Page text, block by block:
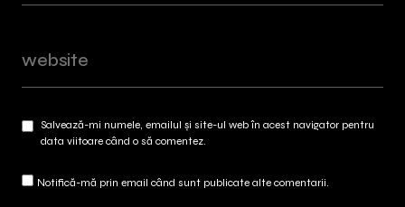
Salvează-mi numele, emailul și site-ul web în acest navigator pentru
data viitoare când o să comentez.
Notifică-mă prin email când sunt publicate alte comentarii.